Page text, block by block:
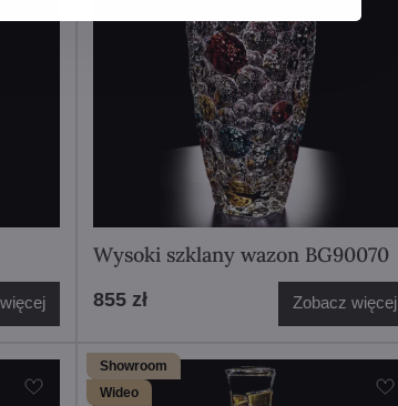
Wysoki szklany wazon BG90070
855 zł Zobacz więcej
Showroom
Wideo